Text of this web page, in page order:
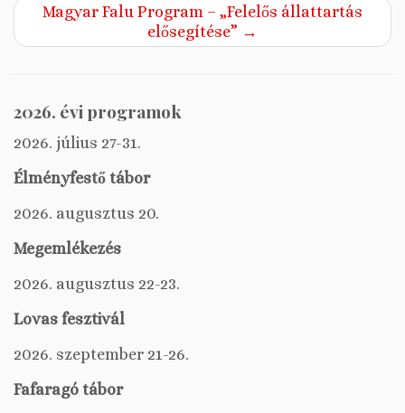
Magyar Falu Program – „Felelős állattartás
elősegítése” →
2026. évi programok
2026. július 27-31.
Élményfestő tábor
2026. augusztus 20.
Megemlékezés
2026. augusztus 22-23.
Lovas fesztivál
2026. szeptember 21-26.
Fafaragó tábor